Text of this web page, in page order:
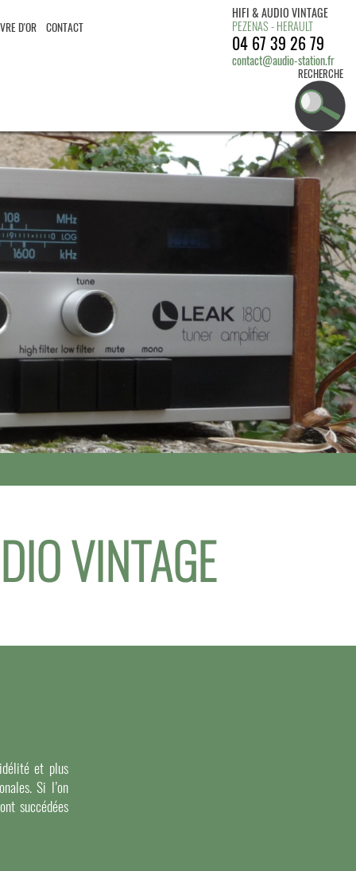
D'OR CONTACT
HIFI & AUDIO VINTAGE
PEZENAS - HERAULT
04 67 39 26 79
contact@audio-station.fr
RECHERCHE
VINTAGE
et plus
Si l’on
succédées